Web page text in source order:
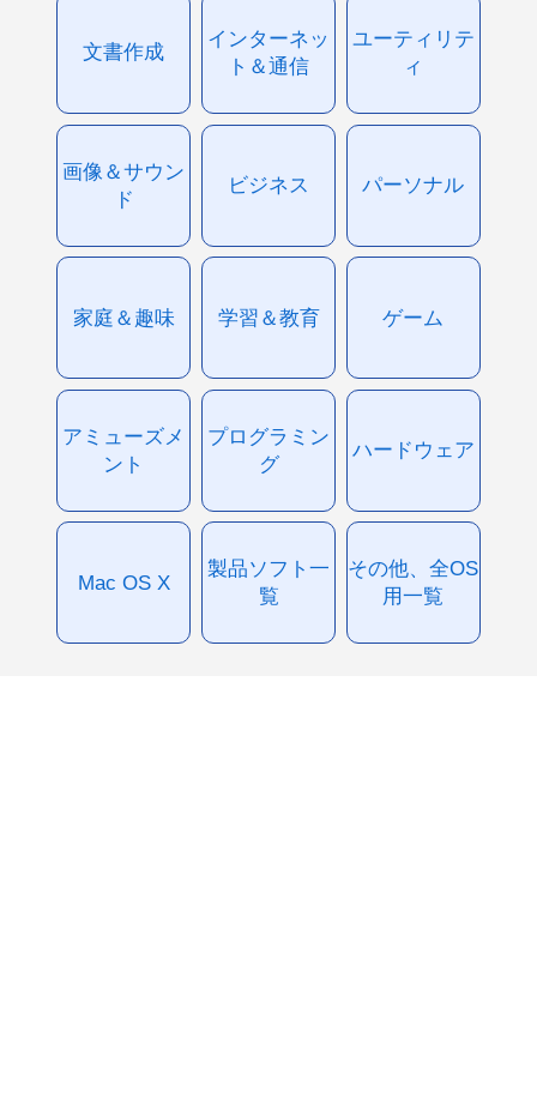
文書作成
インターネッ
ト＆通信
ユーティリテ
ィ
画像＆サウン
ド
ビジネス パーソナル
家庭＆趣味 学習＆教育 ゲーム
アミューズメ
ント
プログラミン
グ
ハードウェア
Mac OS X
製品ソフト一
覧
その他、全OS
用一覧